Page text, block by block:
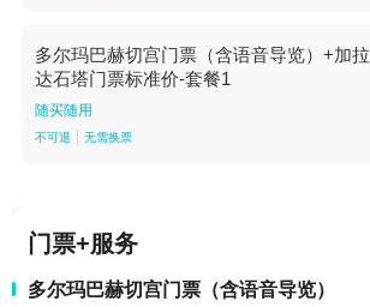
多尔玛巴赫切宫门票（含语音导览）+加拉
达石塔门票标准价-套餐1
随买随用
不可退 无需换票
门票+服务
多尔玛巴赫切宫门票（含语音导览）